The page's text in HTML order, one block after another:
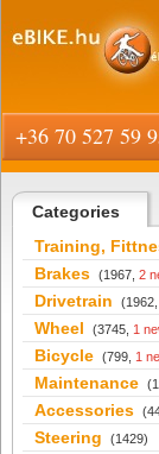
Categories
Training,
Brakes (1967, 2
Drivetrain (1962,
Wheel (3745, 1
Bicycle (799, 1
Maintenance
Accessories
Steering (1429)
+36 70 527 59